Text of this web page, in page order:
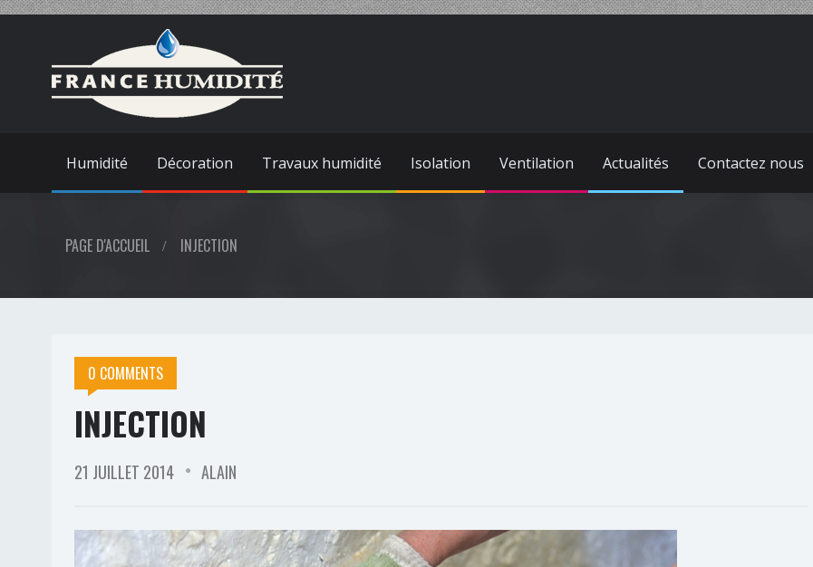
Humidité Décoration Travaux humidité Isolation Ventilation Actualités Contactez nous
PAGE D'ACCUEIL INJECTION
0 COMMENTS
INJECTION
21 JUILLET 2014 ALAIN